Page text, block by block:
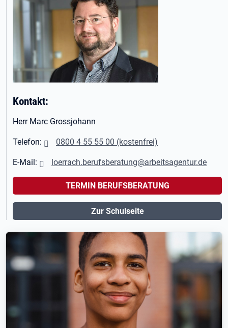
Kontakt:
Herr Marc Grossjohann
Telefon: 0800 4 55 55 00 (kostenfrei)
E-Mail: loerrach.berufsberatung@arbeitsagentur.de
TERMIN BERUFSBERATUNG
Zur Schulseite